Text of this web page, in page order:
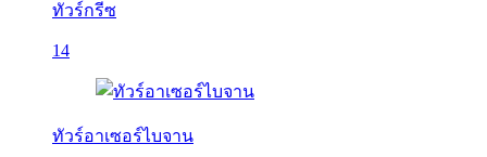
ทัวร์กรีซ
14
ทัวร์อาเซอร์ไบจาน